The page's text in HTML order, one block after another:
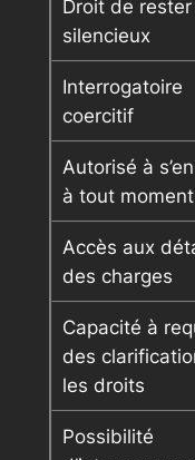
Droit de rester
silencieux
Interrogatoire
coercitif
Autorisé à
à tout moment
Accès aux
des charges
Capacité à
des
les droits
Possibilité